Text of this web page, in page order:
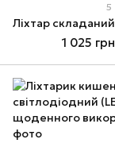
5
1 025 грн